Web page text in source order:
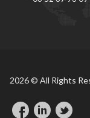
2026 © All Rights